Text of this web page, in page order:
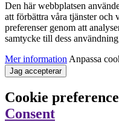
Den här webbplatsen
att förbättra våra tjänster och
preferenser genom att
samtycke till dess
Mer information Anpassa
Jag accepterar
Cookie
Consent